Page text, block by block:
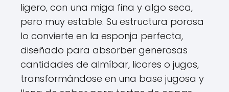
ligero, con una miga fina y algo seca,
pero muy estable. Su estructura porosa
lo convierte en la esponja perfecta,
diseñado para absorber generosas
cantidades de almíbar, licores o jugos,
transformándose en una base jugosa y